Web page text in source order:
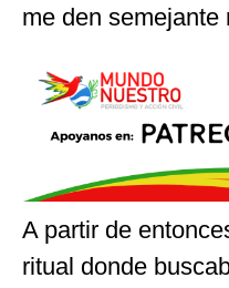
me den semejante
A partir de
ritual donde